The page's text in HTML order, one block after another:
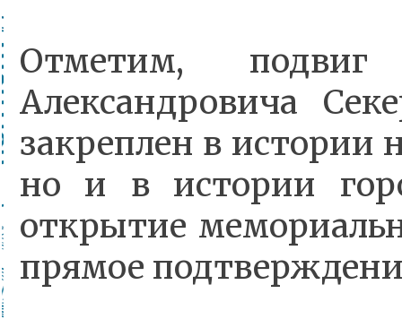
Отметим,
Александровича
закреплен в истории
но и в истории
открытие
прямое